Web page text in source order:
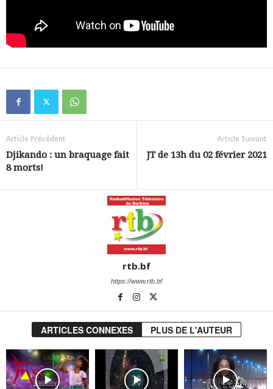
Article Précédent
Djikando : un braquage fait
8 morts!
Article Suivant
JT de 13h du 02 février 2021
rtb.bf
https://www.rtb.bf
ARTICLES CONNEXES PLUS DE L'AUTEUR